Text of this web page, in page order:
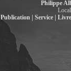
Philippe
Publication | Service |